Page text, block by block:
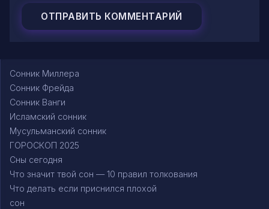
Сонник Миллера
Сонник Фрейда
Сонник Ванги
Исламский сонник
Мусульманский сонник
ГОРОСКОП 2025
Сны сегодня
Что значит твой сон — 10 правил толкования
Что делать если приснился плохой
сон